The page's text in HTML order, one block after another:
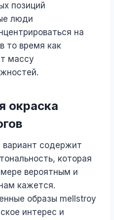
позиций
люди
на
то время как
массу
окраска
содержит
которая
вероятным и
кажется.
образы mellstroy
интерес и